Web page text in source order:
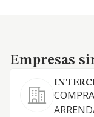
Empresas
Empresas